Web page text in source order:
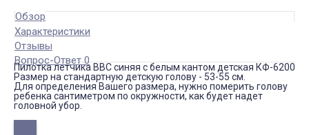
Обзор
Характеристики
Отзывы
Вопрос-Ответ 0
Пилотка летчика ВВС синяя с белым кантом детская КФ-6200
Размер на стандартную детскую голову - 53-55 см.
Для определения Вашего размера, нужно померить голову
ребенка сантиметром по окружности, как будет надет
головной убор.